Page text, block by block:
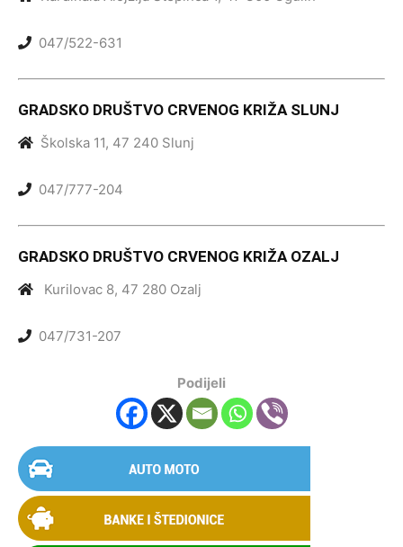
047/522-631
GRADSKO DRUŠTVO CRVENOG KRIŽA SLUNJ
Školska 11, 47 240 Slunj
047/777-204
GRADSKO DRUŠTVO CRVENOG KRIŽA OZALJ
Kurilovac 8, 47 280 Ozalj
047/731-207
Podijeli